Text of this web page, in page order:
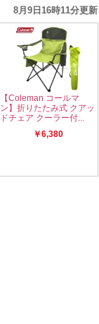
8月9日16時11分更新
【Coleman コールマ
ン】折りたたみ式 クアッ
ドチェア クーラー付...
￥6,380